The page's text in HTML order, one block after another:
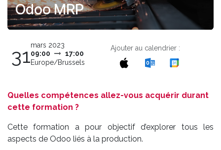
Odoo MRP
31mars 2023
09:00
17:00
Europe/Brussels
Ajouter au calendrier :
Quelles compétences allez-vous acquérir durant
cette formation ?
Cette formation a pour objectif d’explorer tous les
aspects de Odoo liés à la production.